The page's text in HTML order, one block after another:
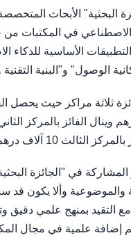
البحثية" الأبحاث
في المكتبات من
الأساسية للذكاء
الوصول" و"البنية التقنية
ثلاثة مراكز حيث يحصل
الثالث 10 آلاف درهم.
في "الجائزة
والموضوعية وألا يكون قد
التقيد بمنهج علمي دقيق
إضافة علمية في مجال